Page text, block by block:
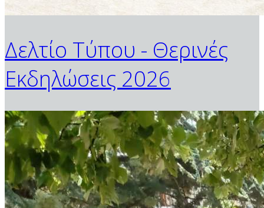
Δελτίο Τύπου - Θερινές
Εκδηλώσεις 2026